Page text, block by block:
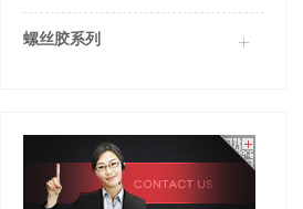
螺丝胶系列